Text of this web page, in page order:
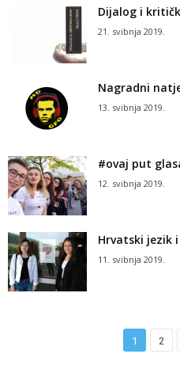
Dijalog i
21. svibnja 2019.
Nagradni
13. svibnja 2019.
#ovaj put
12. svibnja 2019.
Hrvatski jezik
11. svibnja 2019.
1 2